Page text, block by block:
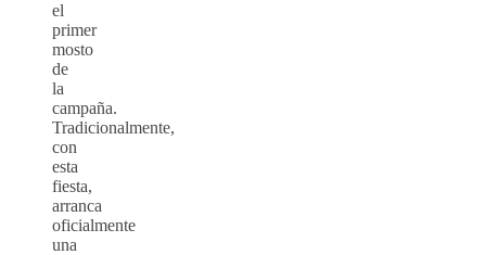
el
primer
mosto
de
la
campaña.
Tradicionalmente,
con
esta
fiesta,
arranca
oficialmente
una